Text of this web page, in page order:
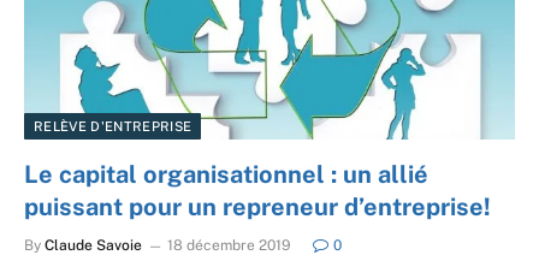
RELÈVE D'ENTREPRISE
Le capital organisationnel : un allié
puissant pour un repreneur d’entreprise!
By Claude Savoie 18 décembre 2019 0